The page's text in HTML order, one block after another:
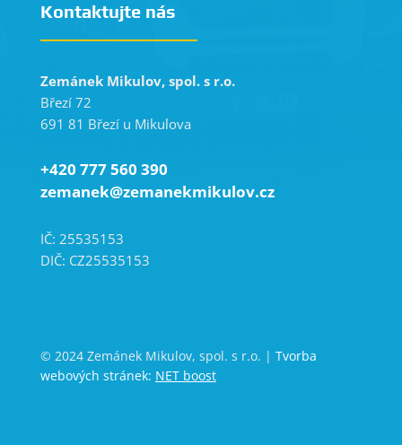
Kontaktujte nás
Zemánek Mikulov, spol. s r.o.
Březí 72
691 81 Březí u Mikulova
+420 777 560 390
zemanek@zemanekmikulov.cz
IČ: 25535153
DIČ: CZ25535153
© 2024 Zemánek Mikulov, spol. s r.o. | Tvorba
webových stránek: NET boost